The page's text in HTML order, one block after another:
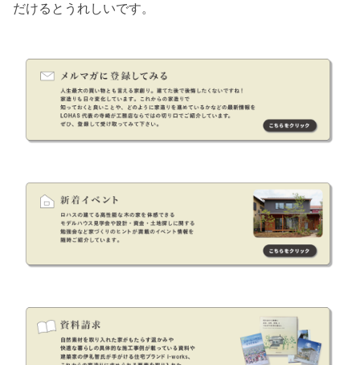
だけるとうれしいです。